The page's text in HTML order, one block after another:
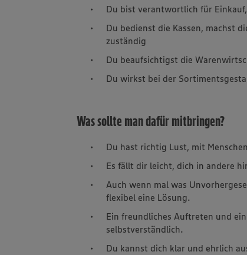
Du bist verantwortlich für
Du bedienst die Kassen, machst
zuständig
Du beaufsichtigst die
Du wirkst bei der
Was sollte man dafür mitbringen?
Du hast richtig Lust, mit
Es fällt dir leicht, dich in andere
Auch wenn mal was
flexibel eine Lösung.
Ein freundliches Auftreten und
selbstverständlich.
Du kannst dich klar und ehrlich